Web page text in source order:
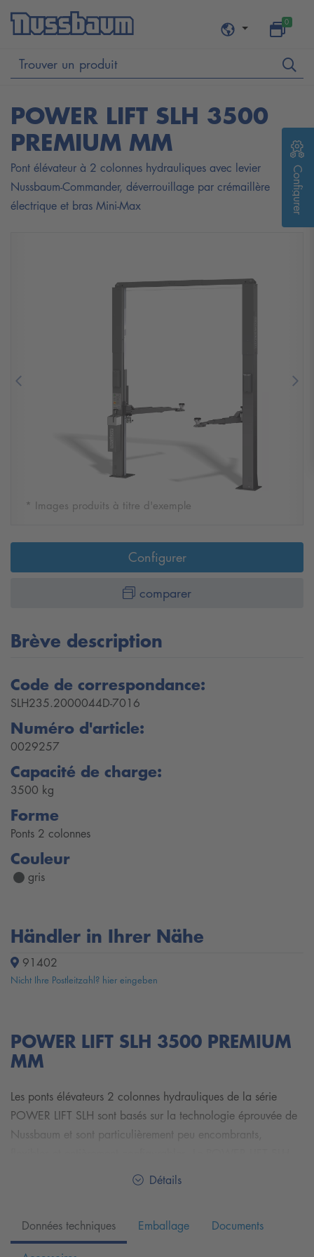
0
POWER LIFT SLH 3500
PREMIUM MM
Pont élévateur à 2 colonnes hydrauliques avec levier
Nussbaum-Commander, déverrouillage par crémaillère
électrique et bras Mini-Max
Previous
* Images produits à titre d'exemple
Configurer
comparer
Brève description
Code de correspondance:
SLH235.2000044D-7016
Numéro d'article:
0029257
Capacité de charge:
3500 kg
Forme
Ponts 2 colonnes
Couleur
gris
Händler in Ihrer Nähe
91402
Nicht Ihre Postleitzahl? hier eingeben
POWER LIFT SLH 3500 PREMIUM
MM
Les ponts élévateurs 2 colonnes hydrauliques de la série
POWER LIFT SLH sont basés sur la technologie éprouvée de
Nussbaum et sont particulièrement peu encombrants,
est l'élévateur idéal pour une utilisation quotidienne dans un
une synchronisation par câbles en aciers, les ponts élévateurs
à 2 colonnes de la série POWER LIFT SLH offrent une
Détails
Données techniques Emballage Documents
Configurer